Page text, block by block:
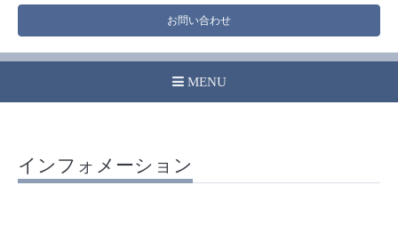
お問い合わせ
MENU
インフォメーション